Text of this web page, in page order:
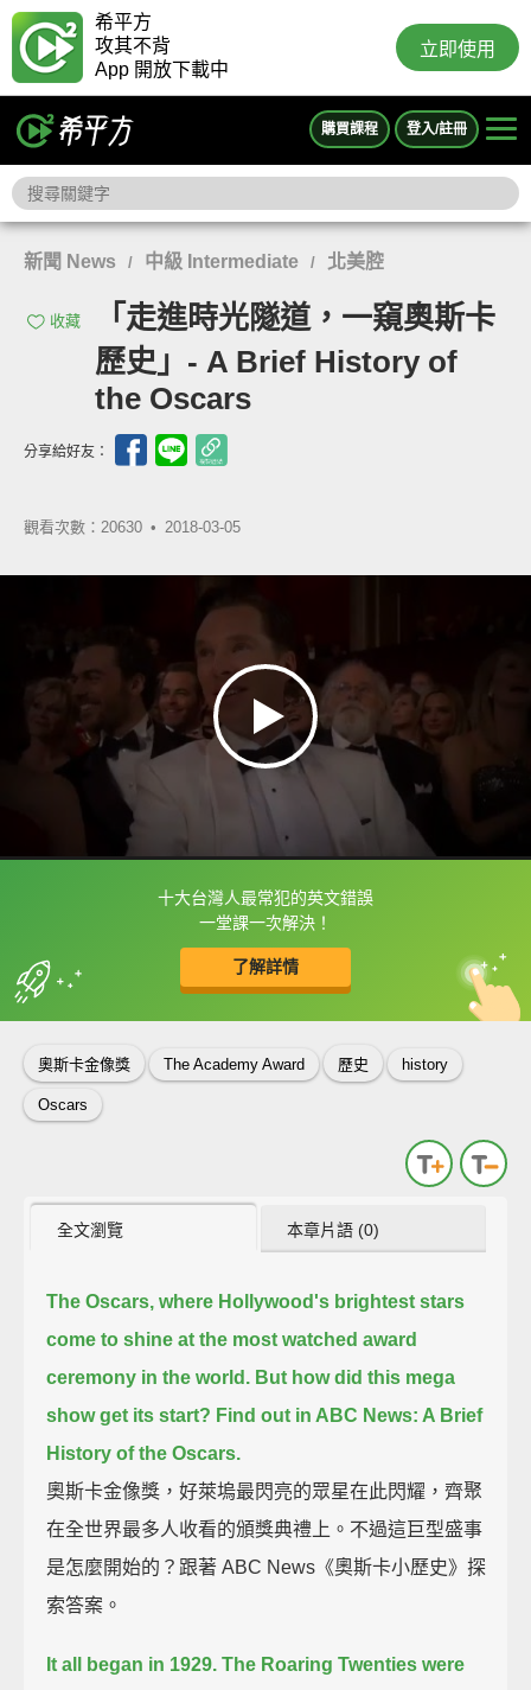
希平方
攻其不背
App 開放下載中
立即使用
購買課程 登入/註冊
新聞 News / 中級 Intermediate / 北美腔
收藏
「走進時光隧道，一窺奧斯卡
歷史」- A Brief History of
the Oscars
分享給好友：
觀看次數：20630 • 2018-03-05
十大台灣人最常犯的英文錯誤
一堂課一次解決！
了解詳情
框選或點兩下字幕可以直接查字典喔！
收錄佳句 中
英
奧斯卡金像獎 The Academy Award 歷史 history
Oscars
全文瀏覽 本章片語 (0)
The Oscars, where Hollywood's brightest stars
come to shine at the most watched award
ceremony in the world. But how did this mega
show get its start? Find out in ABC News: A Brief
History of the Oscars.
奧斯卡金像獎，好萊塢最閃亮的眾星在此閃耀，齊聚
在全世界最多人收看的頒獎典禮上。不過這巨型盛事
是怎麼開始的？跟著 ABC News《奧斯卡小歷史》探
索答案。
It all began in 1929. The Roaring Twenties were